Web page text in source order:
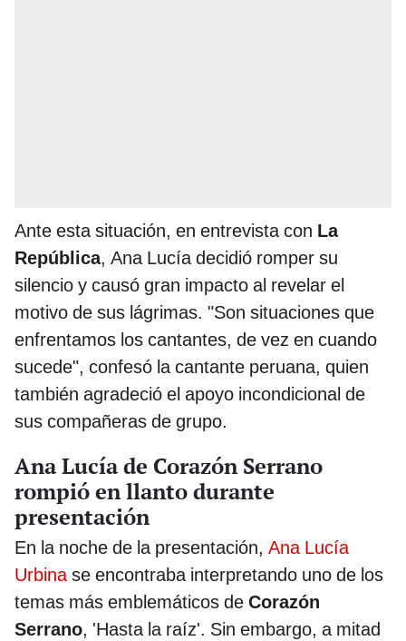
Ante esta situación, en entrevista con La
República, Ana Lucía decidió romper su
silencio y causó gran impacto al revelar el
motivo de sus lágrimas. "Son situaciones que
enfrentamos los cantantes, de vez en cuando
sucede", confesó la cantante peruana, quien
también agradeció el apoyo incondicional de
sus compañeras de grupo.
Ana Lucía de Corazón Serrano
rompió en llanto durante
presentación
En la noche de la presentación, Ana Lucía
Urbinase encontraba interpretando uno de los
temas más emblemáticos de Corazón
Serrano, 'Hasta la raíz'. Sin embargo, a mitad